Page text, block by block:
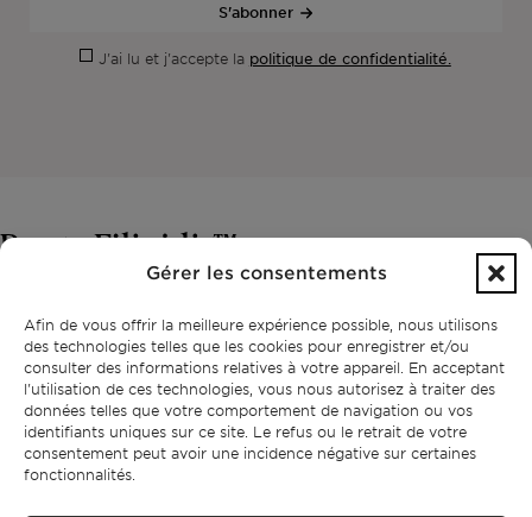
Gérer les consentements
Afin de vous offrir la meilleure expérience possible, nous utilisons
des technologies telles que les cookies pour enregistrer et/ou
consulter des informations relatives à votre appareil. En acceptant
l'utilisation de ces technologies, vous nous autorisez à traiter des
données telles que votre comportement de navigation ou vos
identifiants uniques sur ce site. Le refus ou le retrait de votre
consentement peut avoir une incidence négative sur certaines
fonctionnalités.
S'abonner
J'ai lu et j'accepte la politique de confidentialité.
CONTACT
+351 913 256 444
office@bontefilipidis.com
BUREAU DE LISBONNE